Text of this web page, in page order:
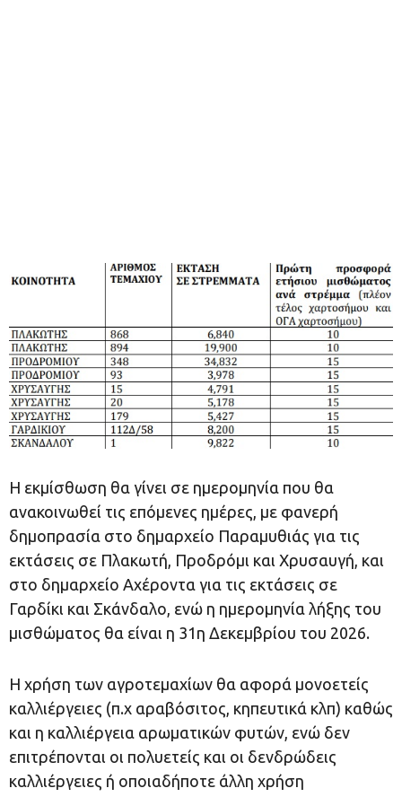
Η εκμίσθωση θα γίνει σε ημερομηνία που θα
ανακοινωθεί τις επόμενες ημέρες, με φανερή
δημοπρασία στο δημαρχείο Παραμυθιάς για τις
εκτάσεις σε Πλακωτή, Προδρόμι και Χρυσαυγή, και
στο δημαρχείο Αχέροντα για τις εκτάσεις σε
Γαρδίκι και Σκάνδαλο, ενώ η ημερομηνία λήξης του
μισθώματος θα είναι η 31η Δεκεμβρίου του 2026.
Η χρήση των αγροτεμαχίων θα αφορά μονοετείς
καλλιέργειες (π.χ αραβόσιτος, κηπευτικά κλπ) καθώς
και η καλλιέργεια αρωματικών φυτών, ενώ δεν
επιτρέπονται οι πολυετείς και οι δενδρώδεις
καλλιέργειες ή οποιαδήποτε άλλη χρήση